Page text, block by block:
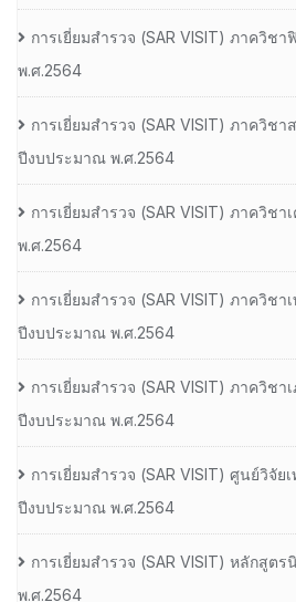
การเยี่ยมสํารวจ (SAR VISIT) ภาควิช
พ.ศ.2564
การเยี่ยมสํารวจ (SAR VISIT) ภาควิชา
ปีงบประมาณ พ.ศ.2564
การเยี่ยมสํารวจ (SAR VISIT) ภาควิช
พ.ศ.2564
การเยี่ยมสํารวจ (SAR VISIT) ภาควิช
ปีงบประมาณ พ.ศ.2564
การเยี่ยมสํารวจ (SAR VISIT) ภาควิชา
ปีงบประมาณ พ.ศ.2564
การเยี่ยมสํารวจ (SAR VISIT) ศูนย์วิจัย
ปีงบประมาณ พ.ศ.2564
การเยี่ยมสํารวจ (SAR VISIT) หลักสูต
พ.ศ.2564